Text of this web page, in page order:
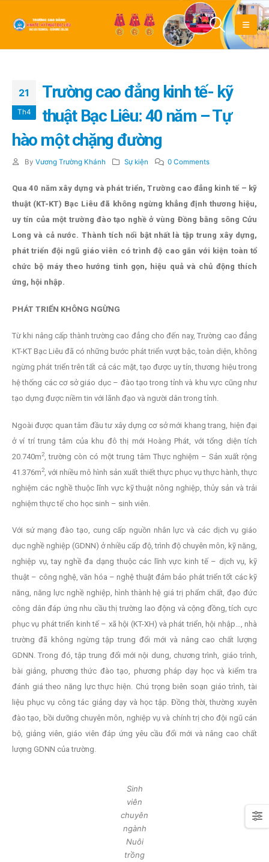
21
Th4
Trường cao đẳng kinh tế- kỹ
thuật Bạc Liêu: 40 năm – Tự
hào một chặng đường
By Vương Trường Khánh Sự kiện 0 Comments
Qua 40 năm xây dựng và phát triển, Trường cao đẳng kinh tế – kỹ
thuật (KT-KT) Bạc Liêu đã không ngừng khẳng định thương hiệu,
uy tín của một trường đào tạo nghề ở vùng Đồng bằng sông Cửu
Long và cả nước. Thành tích nổi bật nhất là tập trung xây dựng,
phát triển đội ngũ giáo viên có trình độ cao gắn với kiện toàn tổ
chức bộ máy theo hướng tinh gọn, hiệu quả và chủ động thích
ứng, hội nhập.
PHÁT TRIỂN KHÔNG NGỪNG
Từ khi nâng cấp thành trường cao đẳng cho đến nay, Trường cao đẳng
KT-KT Bạc Liêu đã có những bước phát triển vượt bậc, toàn diện, không
ngừng phát triển trên tất cả các mặt, tạo được uy tín, thương hiệu trong
hệ thống các cơ sở giáo dục – đào tạo trong tỉnh và khu vực cũng như
tạo dựng được niềm tin với lãnh đạo và người dân trong tỉnh.
Ngoài được quan tâm đầu tư xây dựng cơ sở mới khang trang, hiện đại
ở ví trí trung tâm của khu đô thị mới Hoàng Phát, với tổng diện tích
20.740m2, trường còn có một trung tâm Thực nghiệm – Sản xuất rộng
41.376m2, với nhiều mô hình sản xuất thiết thực phục vụ thực hành, thực
nghiệm các nghề thuộc lĩnh vực kỹ thuật nông nghiệp, thủy sản và trải
nghiệm thực tế cho học sinh – sinh viên.
Với sứ mạng đào tạo, cung cấp nguồn nhân lực và các dịch vụ giáo
dục nghề nghiệp (GDNN) ở nhiều cấp độ, trình độ chuyên môn, kỹ năng,
nghiệp vụ, tay nghề đa dạng thuộc các lĩnh vực kinh tế – dịch vụ, kỹ
thuật – công nghệ, văn hóa – nghệ thuật đảm bảo phát triển tốt các kỹ
năng, năng lực nghề nghiệp, hình thành hệ giá trị phẩm chất, đạo đức
công dân đáp ứng nhu cầu thị trường lao động và cộng đồng, tích cực
phục vụ phát triển kinh tế – xã hội (KT-XH) và phát triển, hội nhập…, nhà
trường đã không ngừng tập trung đổi mới và nâng cao chất lượng
GDNN. Trong đó, tập trung đổi mới nội dung, chương trình, giáo trình,
bài giảng, phương thức đào tạo, phương pháp dạy học và kiểm tra
đánh giá theo năng lực thực hiện. Chú trọng biên soạn giáo trình, tài
liệu phục vụ công tác giảng dạy và học tập. Đồng thời, thường xuyên
đào tạo, bồi dưỡng chuyên môn, nghiệp vụ và chính trị cho đội ngũ cán
bộ, giảng viên, giáo viên đáp ứng yêu cầu đổi mới và nâng cao chất
lượng GDNN của trường.
Sinh
viên
chuyên
ngành
Nuôi
trồng